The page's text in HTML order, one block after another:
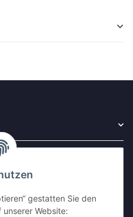
gestatten Sie den
Website: